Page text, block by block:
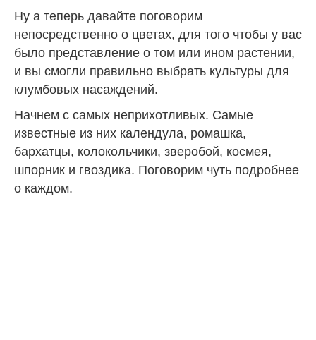
Ну а теперь давайте поговорим
непосредственно о цветах, для того чтобы у вас
было представление о том или ином растении,
и вы смогли правильно выбрать культуры для
клумбовых насаждений.
Начнем с самых неприхотливых. Самые
известные из них календула, ромашка,
бархатцы, колокольчики, зверобой, космея,
шпорник и гвоздика. Поговорим чуть подробнее
о каждом.